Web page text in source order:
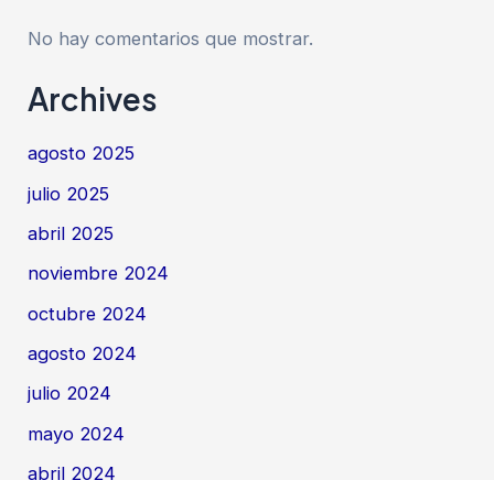
No hay comentarios que mostrar.
Archives
agosto 2025
julio 2025
abril 2025
noviembre 2024
octubre 2024
agosto 2024
julio 2024
mayo 2024
abril 2024